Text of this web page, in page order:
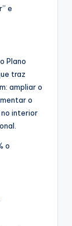
e
Plano
traz
ampliar o
o
interior
o